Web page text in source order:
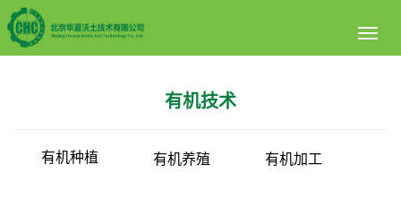
Toggle
有机技术
有机种植 有机养殖 有机加工